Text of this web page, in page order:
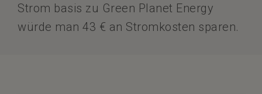
Strom basis zu Green Planet Energy
würde man 43 € an Stromkosten sparen.